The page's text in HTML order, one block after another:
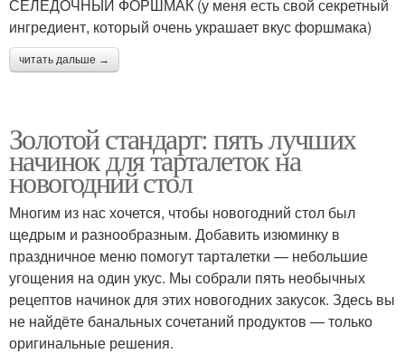
СЕЛЁДОЧНЫЙ ФОРШМАК (у меня есть свой секретный
ингредиент, который очень украшает вкус форшмака)
читать дальше →
Золотой стандарт: пять лучших
начинок для тарталеток на
новогодний стол
Многим из нас хочется, чтобы новогодний стол был
щедрым и разнообразным. Добавить изюминку в
праздничное меню помогут тарталетки — небольшие
угощения на один укус. Мы собрали пять необычных
рецептов начинок для этих новогодних закусок. Здесь вы
не найдёте банальных сочетаний продуктов — только
оригинальные решения.